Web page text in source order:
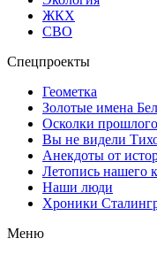
ЖКХ
СВО
Спецпроекты
Геометка
Золотые имена
Осколки прошлого
Вы не видели
Анекдоты от
Летопись нашего
Наши люди
Хроники
Меню